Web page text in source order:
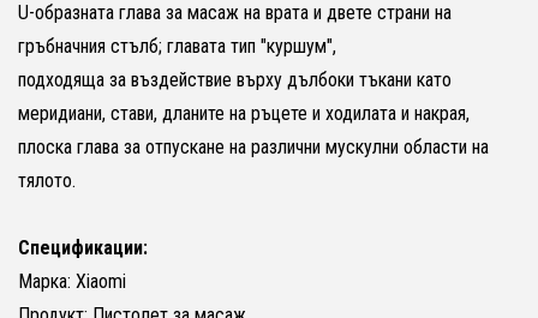
U-образната глава за масаж на врата и двете страни на
гръбначния стълб; главата тип "куршум",
подходяща за въздействие върху дълбоки тъкани като
меридиани, стави, дланите на ръцете и ходилата и накрая,
плоска глава за отпускане на различни мускулни области на
тялото.
Спецификации:
Марка: Xiaomi